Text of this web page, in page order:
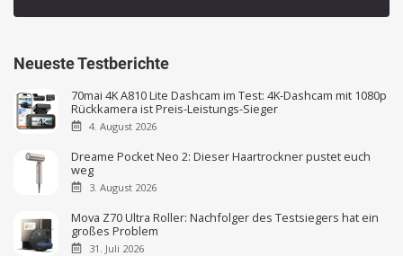
Neueste Testberichte
70mai 4K A810 Lite Dashcam im Test: 4K-Dashcam mit 1080p
Rückkamera ist Preis-Leistungs-Sieger
4. August 2026
Dreame Pocket Neo 2: Dieser Haartrockner pustet euch
weg
3. August 2026
Mova Z70 Ultra Roller: Nachfolger des Testsiegers hat ein
großes Problem
31. Juli 2026